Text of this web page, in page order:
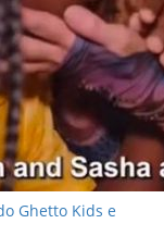
Ghetto Kids e